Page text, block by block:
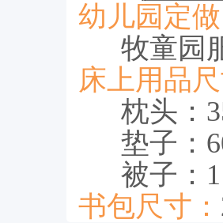
幼儿园定
牧童园
床上用品
枕头：
垫子：
被子：
书包尺寸：